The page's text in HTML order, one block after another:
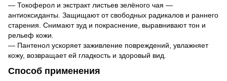
— Токоферол и экстракт листьев зелёного чая —
антиоксиданты. Защищают от свободных радикалов и раннего
старения. Снимают зуд и покраснение, выравнивают тон и
рельеф кожи.
— Пантенол ускоряет заживление повреждений, увлажняет
кожу, возвращает ей гладкость и здоровый вид.
Способ применения